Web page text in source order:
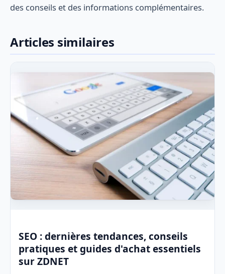
des conseils et des informations complémentaires.
Articles similaires
SEO : dernières tendances, conseils
pratiques et guides d'achat essentiels
sur ZDNET